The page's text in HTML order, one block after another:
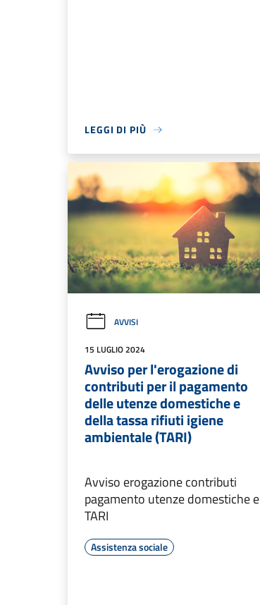
LEGGI DI PIÙ
AVVISI
15 LUGLIO 2024
Avviso per l'erogazione di
contributi per il pagamento
delle utenze domestiche e
della tassa rifiuti igiene
ambientale (TARI)
Avviso erogazione contributi
pagamento utenze domestiche e
TARI
Assistenza sociale